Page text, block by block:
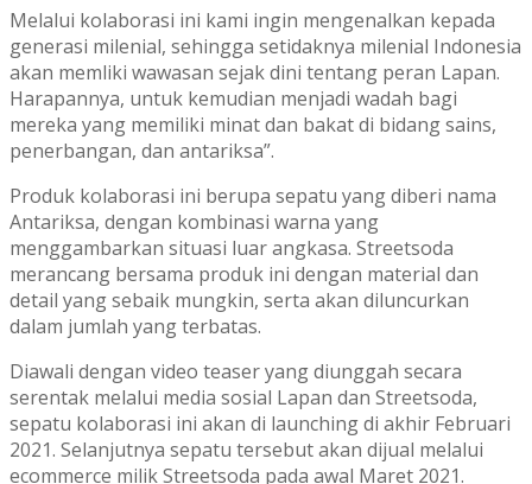
Melalui kolaborasi ini kami ingin mengenalkan kepada
generasi milenial, sehingga setidaknya milenial Indonesia
akan memliki wawasan sejak dini tentang peran Lapan.
Harapannya, untuk kemudian menjadi wadah bagi
mereka yang memiliki minat dan bakat di bidang sains,
penerbangan, dan antariksa”.
Produk kolaborasi ini berupa sepatu yang diberi nama
Antariksa, dengan kombinasi warna yang
menggambarkan situasi luar angkasa. Streetsoda
merancang bersama produk ini dengan material dan
detail yang sebaik mungkin, serta akan diluncurkan
dalam jumlah yang terbatas.
Diawali dengan video teaser yang diunggah secara
serentak melalui media sosial Lapan dan Streetsoda,
sepatu kolaborasi ini akan di launching di akhir Februari
2021. Selanjutnya sepatu tersebut akan dijual melalui
ecommerce milik Streetsoda pada awal Maret 2021.